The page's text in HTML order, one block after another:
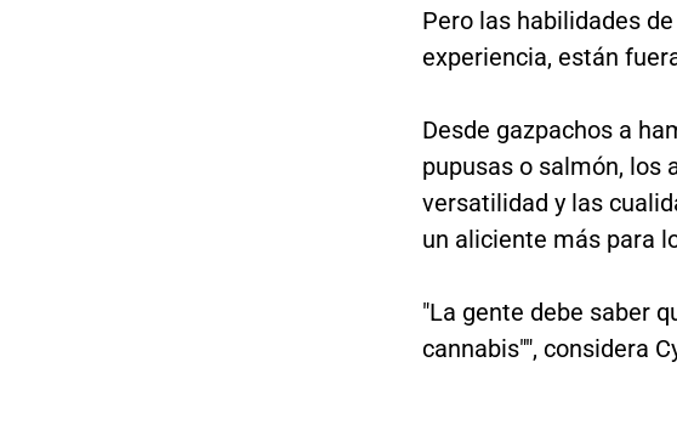
Pero las habilidades
experiencia, están
Desde gazpachos a
pupusas o salmón, los
versatilidad y las
un aliciente más para
"La gente debe saber
cannabis"", considera